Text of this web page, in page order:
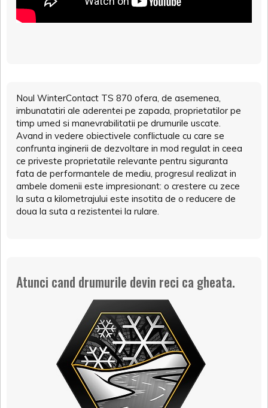
Noul WinterContact TS 870 ofera, de asemenea,
imbunatatiri ale aderentei pe zapada, proprietatilor pe
timp umed si manevrabilitatii pe drumurile uscate.
Avand in vedere obiectivele conflictuale cu care se
confrunta inginerii de dezvoltare in mod regulat in ceea
ce priveste proprietatile relevante pentru siguranta
fata de performantele de mediu, progresul realizat in
ambele domenii este impresionant: o crestere cu zece
la suta a kilometrajului este insotita de o reducere de
doua la suta a rezistentei la rulare.
Atunci cand drumurile devin reci ca gheata.